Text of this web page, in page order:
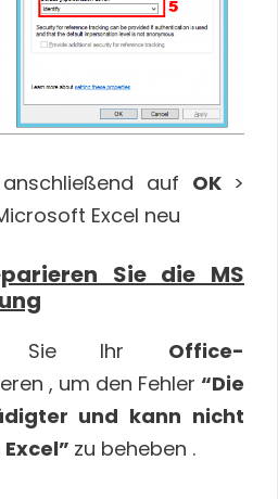
auf OK >
Excel neu
Sie die MS
Sie Ihr Office-
, um den Fehler “Die
und kann nicht
zu beheben .